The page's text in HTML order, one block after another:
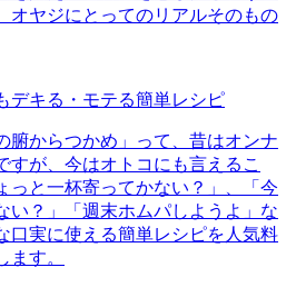
オヤジにとってのリアルそのもの
デキる・モテる簡単レシピ
腑からつかめ」って、昔はオンナ
すが、今はオトコにも言えるこ
っと一杯寄ってかない？」、「今
い？」「週末ホムパしようよ」な
口実に使える簡単レシピを人気料
ます。